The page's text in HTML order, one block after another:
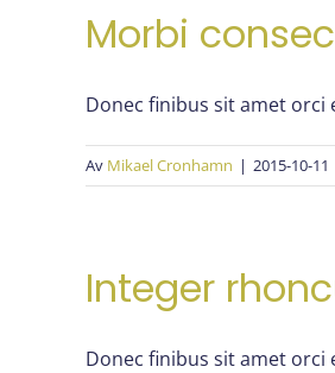
Morbi
Donec finibus sit amet orci
Av Mikael Cronhamn | 2015-10-11
Integer
Donec finibus sit amet orci